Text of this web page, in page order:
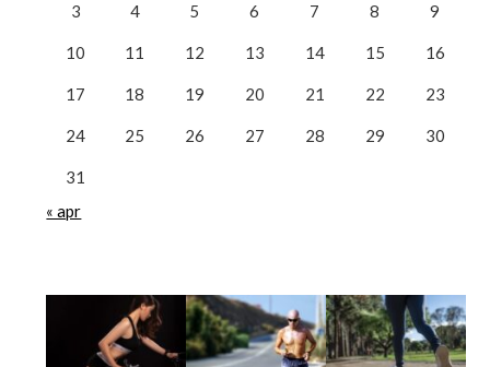
3 4 5 6 7 8 9
10 11 12 13 14 15 16
17 18 19 20 21 22 23
24 25 26 27 28 29 30
31
« apr